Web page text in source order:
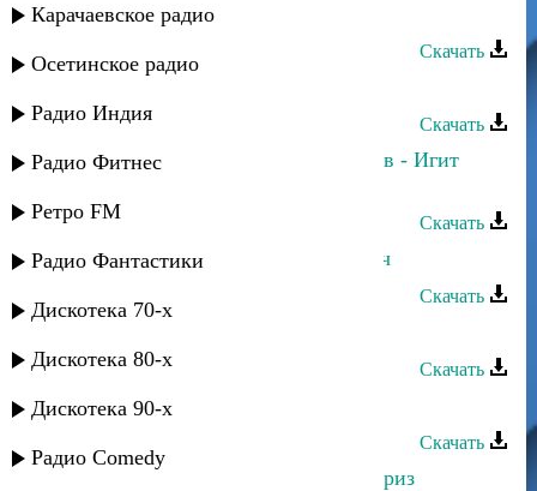
Карачаевское радио
Осетинское радио
Радио Индия
Радио Фитнес
Ретро FM
Радио Фантастики
Дискотека 70-х
Дискотека 80-х
Дискотека 90-х
Радио Comedy
Марьям Казиева - Кьурбан
Скачать
Скачать
Марьям Казиева и Надирбег Казиев - Игит
Скачать
Марьям Казиева - Ялкъан апуз гъач
Скачать
Скачать
Марьям Казиева - Сархуш
Скачать
Марьям Казиева - Къуркьа йиз экбриз